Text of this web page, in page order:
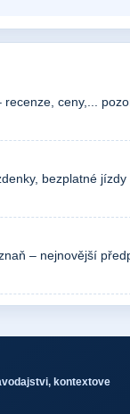
ceny,...
bezplatné
– nejnovější
kontextove